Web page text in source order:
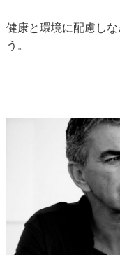
健康と環境に配慮し
う。